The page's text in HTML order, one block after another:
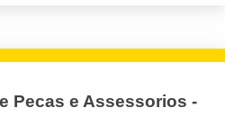
Pecas e Assessorios -